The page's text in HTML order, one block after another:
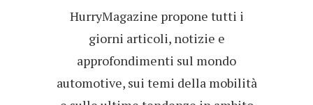
HurryMagazine propone tutti i
giorni articoli, notizie e
approfondimenti sul mondo
automotive, sui temi della mobilità